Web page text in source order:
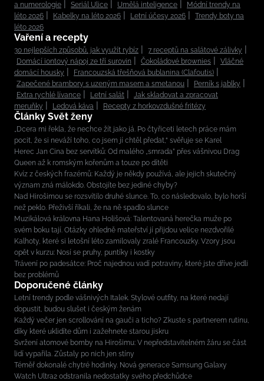
a numerologie
Seriál Ulice Umělá inteligence
Módní trendy na
léto 2026
Kabelky na léto 2026 Letní účesy 2026
Trendy boty na
léto 2026
Vaření a recepty
30 nejlepších způsobů, jak využít rybíz
7 receptů na salátové zálivky
Domácí iontový nápoj ze tří surovin
Čokoládové brownies
Vláčné
domácí housky
Francouzská třešňová bublanina (Clafoutis)
Zapečené brambory s uzeným masem a smetanou
Perník s jablky
Extra rychlé lívance
Letní salát
Jak skladovat a zpracovat
meruňky
Ledová káva Recepty z horkovzdušné fritézy
Články Svět ženy
„Dcera mi řekla, že nechce žít jako já. Po čtyřiceti letech práce mám
pocit, že si neváží toho, co jsem jí chtěl předat,“ svěřuje se Karel
Herec Jan Cina bez servítků: Od malého „smrada” přes vášnivou Drag
Queen až k romským kořenům a touze po dítěti
Kvíz z českých frazémů: Každý je někdy používá, ale jejich skutečný
význam zná málokdo. Obstojíte bez jediné chyby?
Nad Hirošimou se rozsvítilo druhé slunce. To, co následovalo, bylo horší
než peklo. Přeživší říkali, že na ně spadlo slunce
Muzikálová královna Hana Holišová: Talentovaná herečka muže po
svém boku tají. Otázky ohledně mateřství jí přijdou velice nezdvořilé
Kalhoty, které si letošní léto zamilovaly zralé Francouzky. Vzory jsou
opět v kurzu: Nosí se pruhy, puntíky i kostky
Trávení po padesátce: Proč najednou vadí potraviny, které jste dříve jedli
bez problémů
Doporučené články
Letní trendy podle vášnivých Italek. Stylové outfity, na které nedají
dopustit, budou slušet i českým ženám
Každý večer jen scrollování na gauči a ticho? Zkuste s partnerem rutinu,
díky které uklidíte dům i zažehnete starou jiskru
Svržení atomové bomby na Hirošimu: V nepředstavitelném žáru se část
lidí vypařila. Zůstaly po nich jen stíny
Téměř dokonalé chytré hodinky. Nová generace Samsung Galaxy
Watch Ultra2 odstranila nedostatky svého předchůdce